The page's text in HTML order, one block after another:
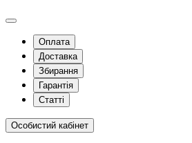
Оплата
Доставка
Збирання
Гарантія
Статті
Особистий кабінет